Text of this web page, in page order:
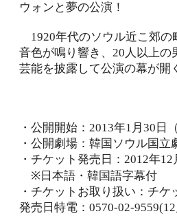
ウォンと夢の公演！
1920年代のソウル近こ郊の
音色が鳴り響き、20人以上
芸能を披露して公演の幕が開
・公開開始：2013年1月30日
・公開劇場：韓国ソウル国
・チケット発売日：2012年
※日本語・韓国語字幕付
・チケットお取り扱い：チ
発売日特電：0570-02-